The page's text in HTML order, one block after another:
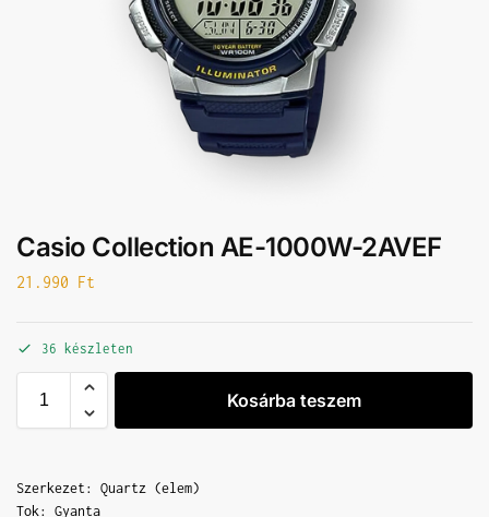
Casio Collection AE-1000W-2AVEF
21.990 Ft
36 készleten
Kosárba teszem
Szerkezet: Quartz (elem)
Tok: Gyanta